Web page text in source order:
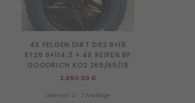
4X FELGEN DIRT D62 9×18
ET25 6×114,3 + 4X REIFEN BF
GOODRICH KO2 265/65/18
2.650,00 €
Lieferzeit: 3 - 7 Werktage